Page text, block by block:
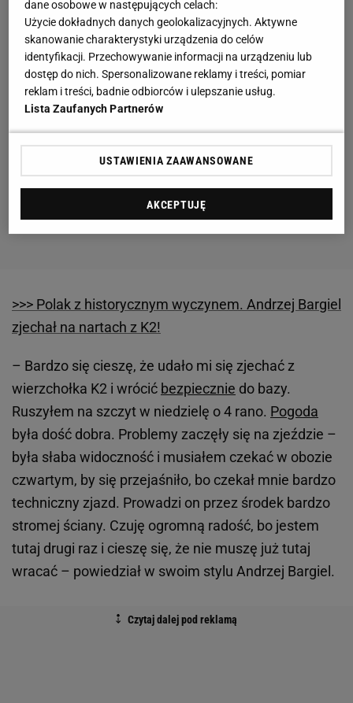
>>> Polak z historycznym wyczynem. Andrzej Bargiel
zjechał na nartach z K2!
– Bardzo się cieszę, że udało mi się zjechać z
wierzchołka K2 i wrócić bezpiecznie do bazy.
Ruszyłem na szczyt w niedzielę o 4 rano. Pogoda
była dość dobra. Problemy zaczęły się na zjeździe –
była słaba widoczność i musiałem czekać w obozie
czwartym, by się przejaśniło, bo czekał mnie bardzo
techniczny zjazd. Prowadzi on przez środek bardzo
stromej ściany. Czuję ogromną radość, bo jestem
tutaj drugi raz i cieszę się, że nie muszę już tutaj
wracać – powiedział w swoim stylu Andrzej Bargiel.
dane osobowe w następujących celach:
Użycie dokładnych danych geolokalizacyjnych. Aktywne
skanowanie charakterystyki urządzenia do celów
identyfikacji. Przechowywanie informacji na urządzeniu lub
dostęp do nich. Spersonalizowane reklamy i treści, pomiar
reklam i treści, badnie odbiorców i ulepszanie usług.
Lista Zaufanych Partnerów
USTAWIENIA ZAAWANSOWANE
AKCEPTUJĘ